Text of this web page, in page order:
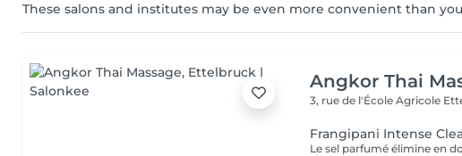
These salons and institutes may be even more convenient than
Angkor Thai
3, rue de l'École Agricole
Frangipani Intense